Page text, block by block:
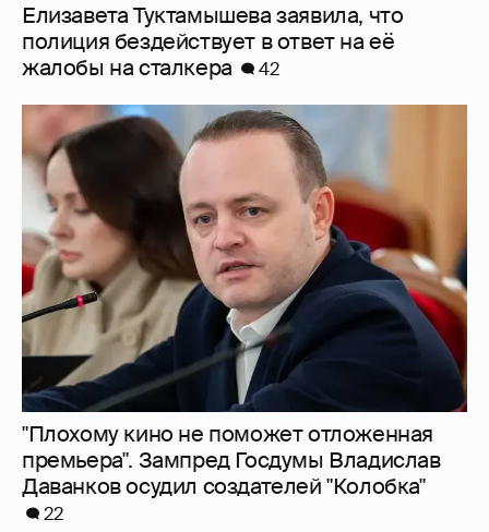
Елизавета Туктамышева заявила, что
полиция бездействует в ответ на её
жалобы на сталкера
42
"Плохому кино не поможет отложенная
премьера". Зампред Госдумы Владислав
Даванков осудил создателей "Колобка"
22